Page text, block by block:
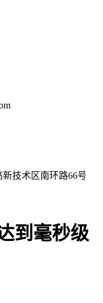
技术区南环路66号
到毫秒级